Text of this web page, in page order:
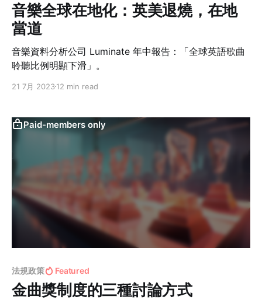
音樂全球在地化：英美退燒，在地
當道
音樂資料分析公司 Luminate 年中報告：「全球英語歌曲
聆聽比例明顯下滑」。
21 7月 202312 min read
Paid-members only
法規政策 Featured
金曲獎制度的三種討論方式